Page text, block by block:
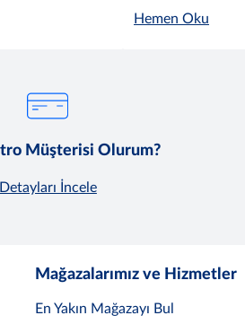
Hemen Oku
Müşterisi Olurum?
Detayları İncele
Mağazalarımız ve Hizmetler
En Yakın Mağazayı Bul